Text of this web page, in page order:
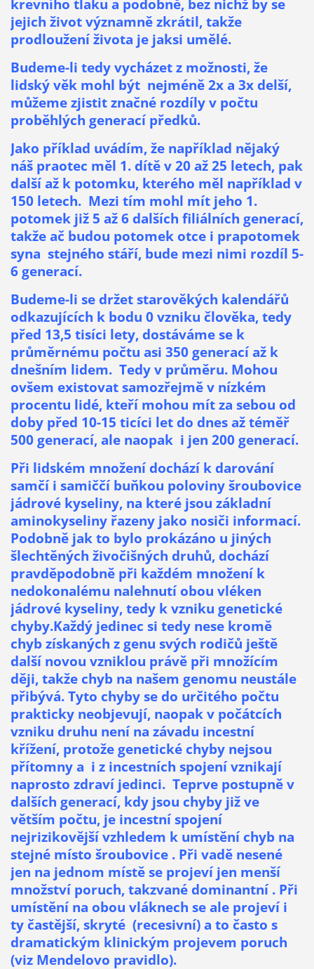
krevního tlaku a podobně, bez nichž by se
jejich život významně zkrátil, takže
prodloužení života je jaksi umělé.
Budeme-li tedy vycházet z možnosti, že
lidský věk mohl být nejméně 2x a 3x delší,
můžeme zjistit značné rozdíly v počtu
proběhlých generací předků.
Jako příklad uvádím, že například nějaký
náš praotec měl 1. dítě v 20 až 25 letech, pak
další až k potomku, kterého měl například v
150 letech. Mezi tím mohl mít jeho 1.
potomek již 5 až 6 dalších filiálních generací,
takže ač budou potomek otce i prapotomek
syna stejného stáří, bude mezi nimi rozdíl 5-
6 generací.
Budeme-li se držet starověkých kalendářů
odkazujících k bodu 0 vzniku člověka, tedy
před 13,5 tisíci lety, dostáváme se k
průměrnému počtu asi 350 generací až k
dnešním lidem. Tedy v průměru. Mohou
ovšem existovat samozřejmě v nízkém
procentu lidé, kteří mohou mít za sebou od
doby před 10-15 ticíci let do dnes až téměř
500 generací, ale naopak i jen 200 generací.
Při lidském množení dochází k darování
samčí i samiččí buňkou poloviny šroubovice
jádrové kyseliny, na které jsou základní
aminokyseliny řazeny jako nosiči informací.
Podobně jak to bylo prokázáno u jiných
šlechtěných živočišných druhů, dochází
pravděpodobně při každém množení k
nedokonalému nalehnutí obou vléken
jádrové kyseliny, tedy k vzniku genetické
chyby.Každý jedinec si tedy nese kromě
chyb získaných z genu svých rodičů ještě
další novou vzniklou právě při množícím
ději, takže chyb na našem genomu neustále
přibývá. Tyto chyby se do určitého počtu
prakticky neobjevují, naopak v počátcích
vzniku druhu není na závadu incestní
křížení, protože genetické chyby nejsou
přítomny a i z incestních spojení vznikají
naprosto zdraví jedinci. Teprve postupně v
dalších generací, kdy jsou chyby již ve
větším počtu, je incestní spojení
nejrizikovější vzhledem k umístění chyb na
stejné místo šroubovice . Při vadě nesené
jen na jednom místě se projeví jen menší
množství poruch, takzvané dominantní . Při
umístění na obou vláknech se ale projeví i
ty častější, skryté (recesivní) a to často s
dramatickým klinickým projevem poruch
(viz Mendelovo pravidlo).